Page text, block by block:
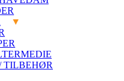
TILBEHØR